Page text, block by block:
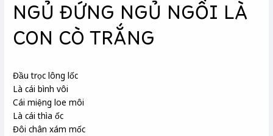
NGỦ ĐỨNG NGỦ NGỒI LÀ
CON CÒ TRẮNG
Đầu trọc lông lốc
Là cái bình vôi
Cái miệng loe môi
Là cái thìa ốc
Đôi chân xám mốc